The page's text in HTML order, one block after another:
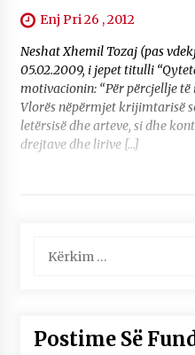
Enj Pri 26 , 2012
Neshat Xhemil Tozaj (pas
05.02.2009, i jepet titulli
motivacionin: “Për përcjellje
Vlorës nëpërmjet krijimtarisë
letërsisë dhe arteve, si dhe
drejtave dhe lirive […]
për:
Postime Së